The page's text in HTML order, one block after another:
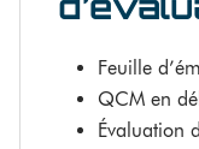
Feuille
QCM en
Évaluation